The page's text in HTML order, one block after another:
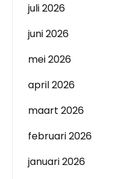
juli 2026
juni 2026
mei 2026
april 2026
maart 2026
februari 2026
januari 2026